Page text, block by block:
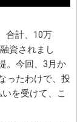
合計、10万
資されまし
。今回、3月か
ったわけで、投
を受けて、こ